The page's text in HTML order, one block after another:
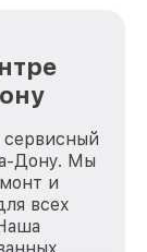
Дону. Мы
и
всех